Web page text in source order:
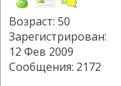
Возраст: 50
Зарегистрирован:
12 Фев 2009
Сообщения: 2172